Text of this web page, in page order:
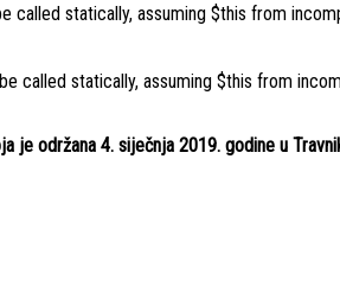
called statically, assuming $this from
called statically, assuming $this from
je održana 4. siječnja 2019. godine u